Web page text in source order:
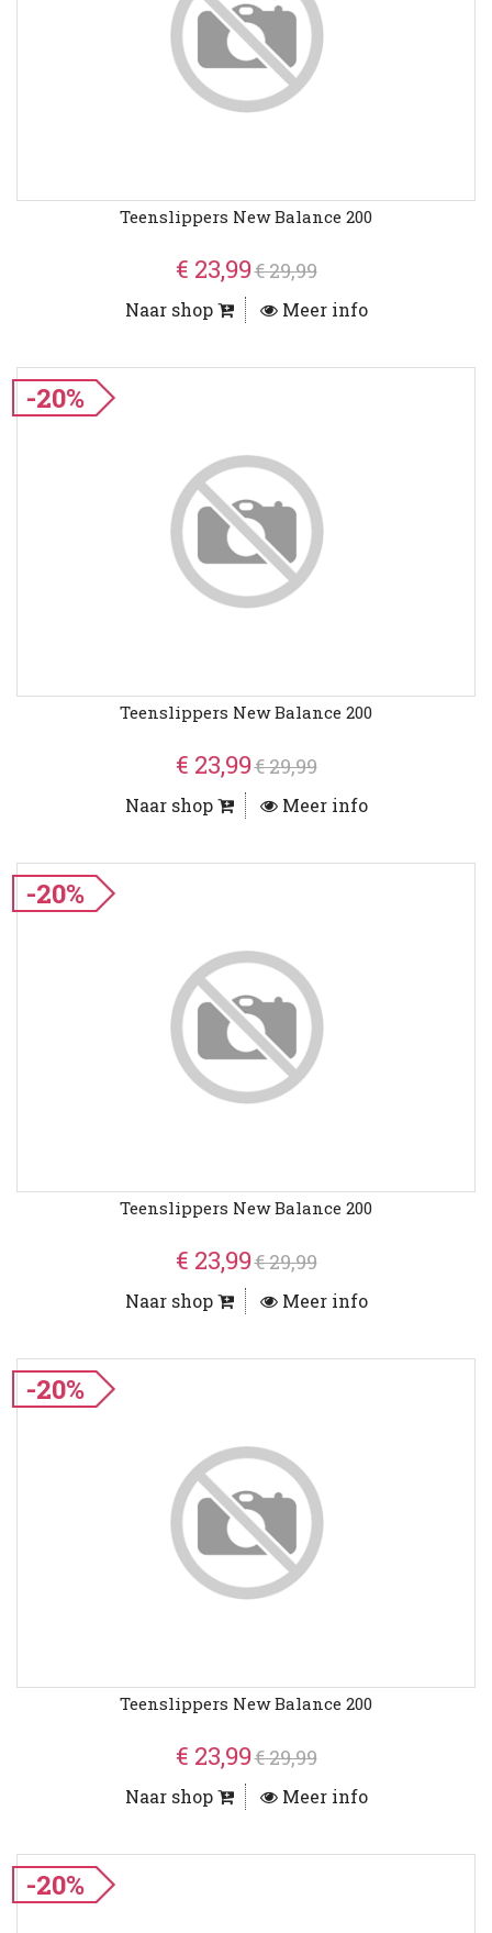
Teenslippers New Balance 200
€ 23,99€ 29,99
Naar shop Meer info
-20%
Teenslippers New Balance 200
€ 23,99€ 29,99
Naar shop Meer info
-20%
Teenslippers New Balance 200
€ 23,99€ 29,99
Naar shop Meer info
-20%
Teenslippers New Balance 200
€ 23,99€ 29,99
Naar shop Meer info
-20%